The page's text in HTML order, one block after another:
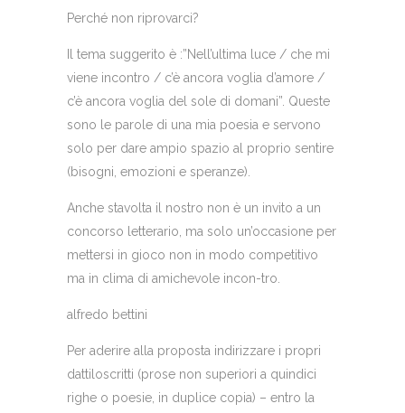
Perché non riprovarci?
Il tema suggerito è :”Nell’ultima luce / che mi
viene incontro / c’è ancora voglia d’amore /
c’è ancora voglia del sole di domani”. Queste
sono le parole di una mia poesia e servono
solo per dare ampio spazio al proprio sentire
(bisogni, emozioni e speranze).
Anche stavolta il nostro non è un invito a un
concorso letterario, ma solo un’occasione per
mettersi in gioco non in modo competitivo
ma in clima di amichevole incon-tro.
alfredo bettini
Per aderire alla proposta indirizzare i propri
dattiloscritti (prose non superiori a quindici
righe o poesie, in duplice copia) – entro la